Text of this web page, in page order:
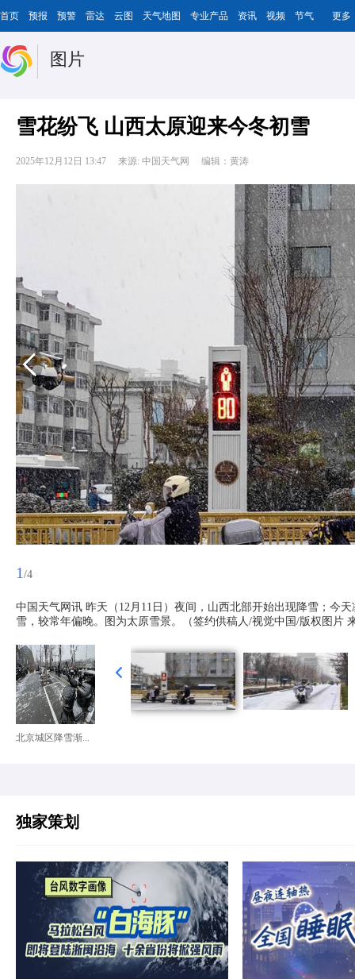
首页 预报 预警 雷达 云图 天气地图 专业产品 资讯 视频 节气 更多
图片
雪花纷飞 山西太原迎来今冬初雪
2025年12月12日 13:47 来源: 中国天气网 编辑：黄涛
1 /4
中国天气网讯 昨天（12月11日）夜间，山西北部开始出现降雪；今
雪，较常年偏晚。图为太原雪景。（签约供稿人/视觉中国/版权图片
北京城区降雪渐...
独家策划